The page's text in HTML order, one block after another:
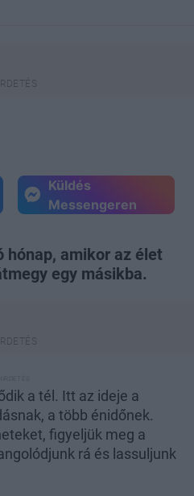
Küldés
Messengeren
hónap, amikor az élet
egy másikba.
a tél. Itt az ideje a
a több énidőnek.
figyeljük meg a
rá és lassuljunk